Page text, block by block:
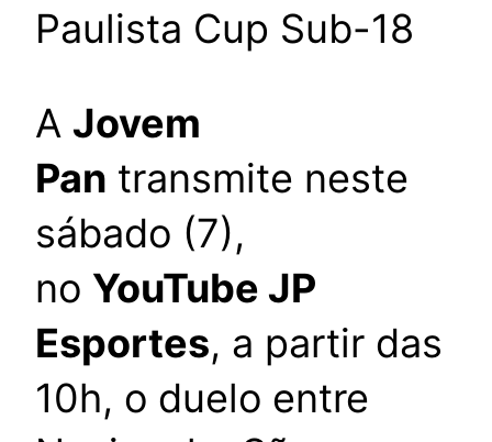
Paulista Cup Sub-18
A Jovem
Pan transmite neste
sábado (7),
no YouTube JP
Esportes, a partir das
10h, o duelo entre